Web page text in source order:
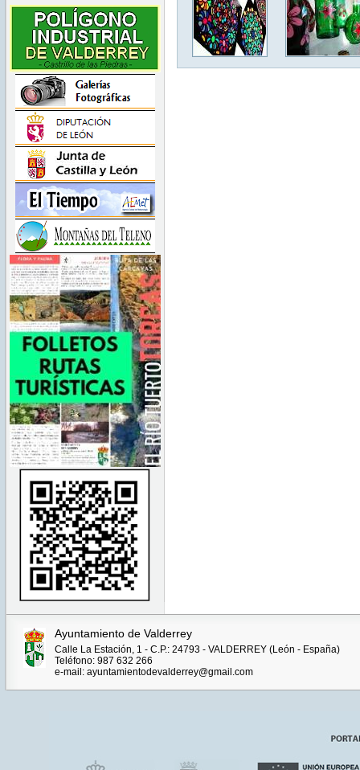
Ayuntamiento de Valderrey
Calle La Estación, 1 - C.P.: 24793 - VALDERREY (León - España)
Teléfono: 987 632 266
e-mail: ayuntamientodevalderrey@gmail.com